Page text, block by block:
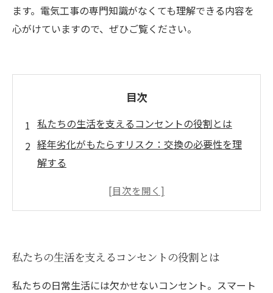
ます。電気工事の専門知識がなくても理解できる内容を
心がけていますので、ぜひご覧ください。
目次
私たちの生活を支えるコンセントの役割とは
経年劣化がもたらすリスク：交換の必要性を理
解する
コツをつかめ！安全なコンセント交換の手順
実際の交換作業：安全に完了させるためのポイ
ント
私たちの生活を支えるコンセントの役割とは
私たちの日常生活には欠かせないコンセント。スマート